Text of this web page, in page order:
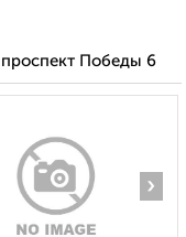
Победы 6
›